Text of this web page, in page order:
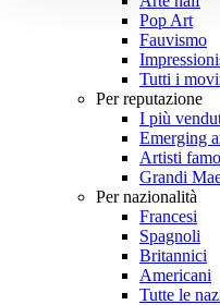
Pop Art
Fauvismo
Tutti i
Per reputazione
I più
Emerging
Artisti
Grandi
Per nazionalità
Francesi
Spagnoli
Britannici
Americani
Tutte le